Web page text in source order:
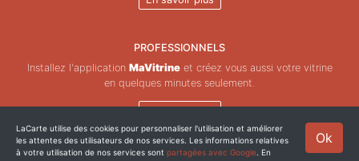
PROFESSIONNELS
Installez l'application MaVitrineet créez vous aussi votre vitrine
en quelques minutes seulement.
En savoir plus
Copyright © ZeMAP 2026 - Tous droits réservés. Ok
LaCarte utilise des cookies pour personnaliser l'utilisation et améliorer
les attentes des utilisateurs de nos services. Les informations relatives
à votre utilisation de nos services sont partagées avec Google . En